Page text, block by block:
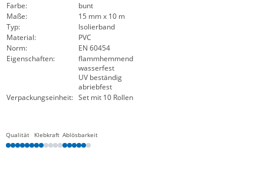
Farbe:
bunt
Maße:
15 mm x 10 m
Typ:
Isolierband
Material:
PVC
Norm:
EN 60454
Eigenschaften:
flammhemmend
wasserfest
UV beständig
abriebfest
Verpackungseinheit: Set mit 10 Rollen
Qualität Klebkraft Ablösbarkeit